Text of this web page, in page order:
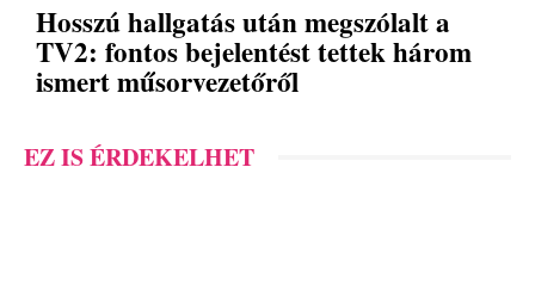
Hosszú hallgatás után megszólalt a
TV2: fontos bejelentést tettek három
ismert műsorvezetőről
EZ IS ÉRDEKELHET